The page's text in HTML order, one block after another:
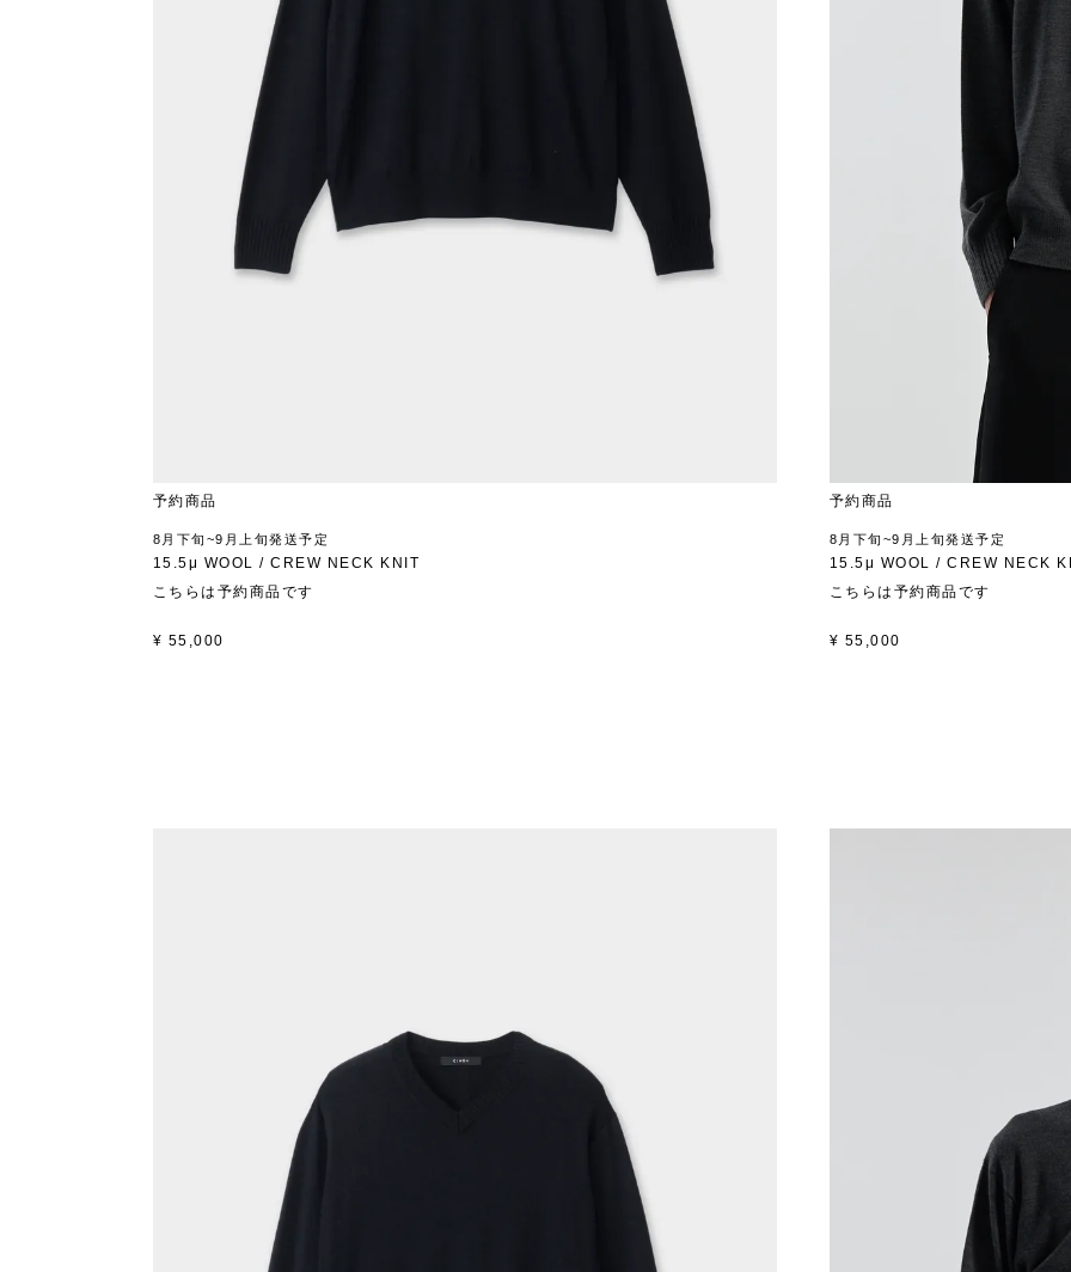
予約商品
8月下旬~9月上旬発送予定
15.5μ WOOL / CREW NECK KNIT
こちらは予約商品です
¥ 55,000
予約商品
8月下旬~9月上旬発送予定
15.5μ WOOL / CREW NECK
こちらは予約商品です
¥ 55,000